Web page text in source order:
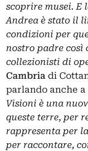
scoprire musei. E
Andrea è stato il
condizioni per
nostro padre così
collezionisti di
Cambria di
parlando anche
Visioni è una
queste terre, per
rappresenta per
per raccontare,